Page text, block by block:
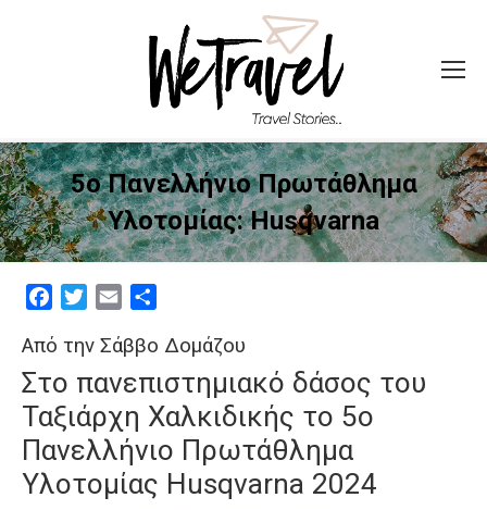
5ο Πανελλήνιο Πρωτάθλημα
Υλοτομίας: Husqvarna
FacebookTwitterEmail
Από την Σάββο Δομάζου
Στο πανεπιστημιακό δάσος του
Ταξιάρχη Χαλκιδικής το 5ο
Πανελλήνιο Πρωτάθλημα
Υλοτομίας Husqvarna 2024